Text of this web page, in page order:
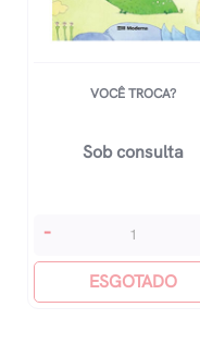
VOCÊ TROCA?
Sob consulta
Você
quantidade
-
ESGOTADO